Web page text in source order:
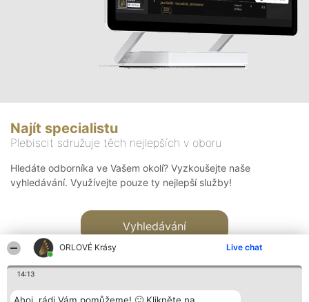
ORLOVÉ Krásy Live chat
14:13
Najít specialistu
Plebiscit sdružuje těch nejlepších v oboru
Hledáte odborníka ve Vašem okolí? Vyzkoušejte naše
vyhledávání. Využívejte pouze ty nejlepší služby!
Vyhledávání